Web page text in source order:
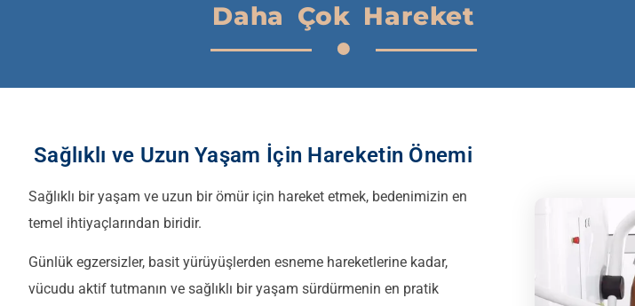
Daha Çok Hareket
Sağlıklı ve Uzun Yaşam İçin Hareketin Önemi
Sağlıklı bir yaşam ve uzun bir ömür için hareket etmek, bedenimizin en
temel ihtiyaçlarından biridir.
Günlük egzersizler, basit yürüyüşlerden esneme hareketlerine kadar,
vücudu aktif tutmanın ve sağlıklı bir yaşam sürdürmenin en pratik